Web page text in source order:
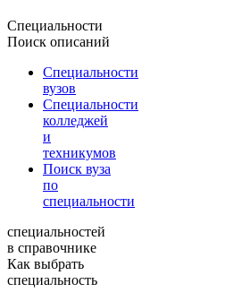
Специальности
Поиск описаний
Специальности
вузов
Специальности
колледжей
и
техникумов
Поиск вуза
по
специальности
специальностей
в справочнике
Как выбрать
специальность